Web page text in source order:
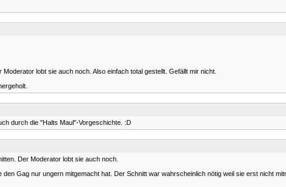
lobt sie auch noch. Also einfach total gestellt. Gefällt mir nicht.
durch die "Halts Maul"-Vorgeschichte. :D
Der Moderator lobt sie auch noch.
Gag nur ungern mitgemacht hat. Der Schnitt war wahrscheinlich nötig weil sie erst nicht